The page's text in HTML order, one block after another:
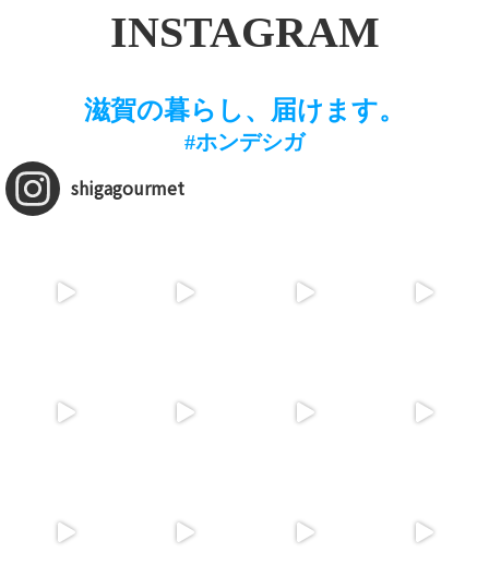
INSTAGRAM
滋賀の暮らし、届けます。
#ホンデシガ
shigagourmet